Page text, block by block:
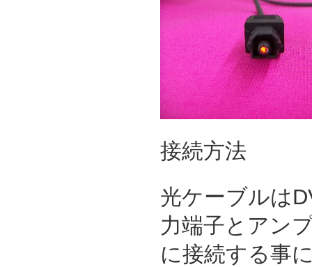
接続方法
光ケーブルは
力端子とアン
に接続する事